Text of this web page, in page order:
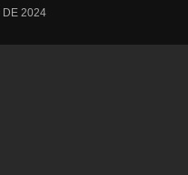
DE 2024